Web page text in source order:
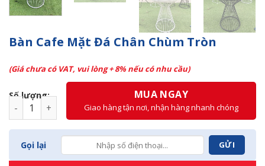
Bàn Cafe Mặt Đá Chân Chùm Tròn
(Giá chưa có VAT, vui lòng + 8% nếu có nhu cầu)
Số lượng:
Bàn Cafe Mặt Đá Chân Chùm Tròn số lượng
MUA NGAY
Giao hàng tận nơi, nhận hàng nhanh chóng
Gọi lại